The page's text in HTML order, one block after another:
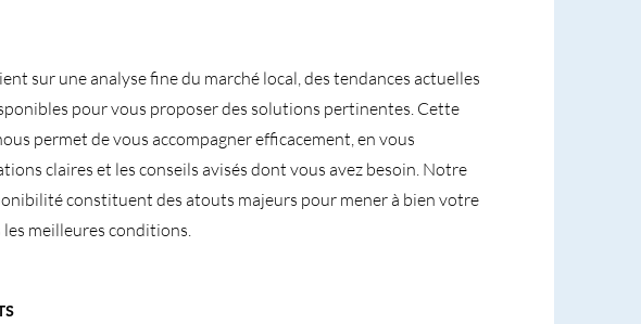
sur une analyse fine du marché local, des tendances actuelles
pour vous proposer des solutions pertinentes. Cette
permet de vous accompagner efficacement, en vous
claires et les conseils avisés dont vous avez besoin. Notre
constituent des atouts majeurs pour mener à bien votre
meilleures conditions.